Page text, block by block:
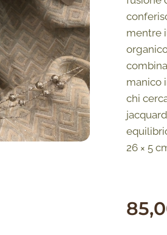
mentre
manico
chi
26 × 5